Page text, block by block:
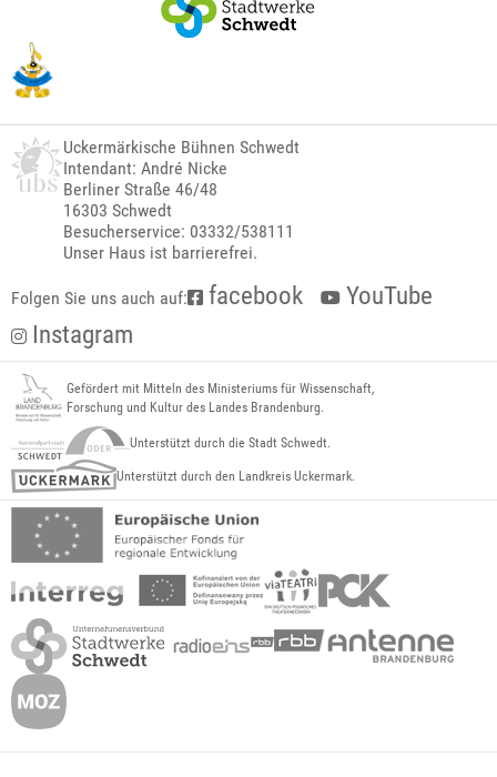
Uckermärkische Bühnen Schwedt
Intendant: André Nicke
Berliner Straße 46/48
16303 Schwedt
Besucherservice: 03332/538111
Unser Haus ist barrierefrei.
Folgen Sie uns auch auf: facebook
YouTube
Instagram
Gefördert mit Mitteln des Ministeriums für Wissenschaft,
Forschung und Kultur des Landes Brandenburg.
Unterstützt durch die Stadt Schwedt.
Unterstützt durch den Landkreis Uckermark.